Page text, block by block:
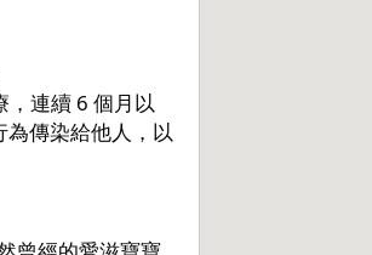
連續 6 個月以
傳染給他人，以